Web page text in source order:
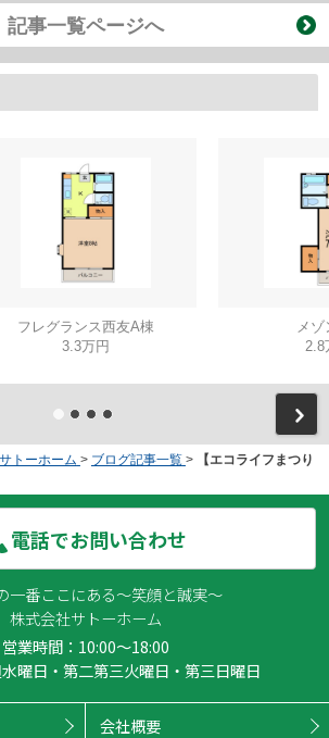
記事一覧ページへ
フレグランス西友A棟
3.3万円
メ
2.8
トーホーム > ブログ記事一覧 >
【エコライフまつり
電話でお問い合わせ
一番ここにある～笑顔と誠実～
株式会社サトーホーム
営業時間：10:00～18:00
曜日・第二第三火曜日・第三日曜日
会社概要